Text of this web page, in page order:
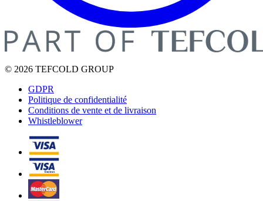
© 2026 TEFCOLD GROUP
GDPR
Politique de confidentialité
Conditions de vente et de livraison
Whistleblower